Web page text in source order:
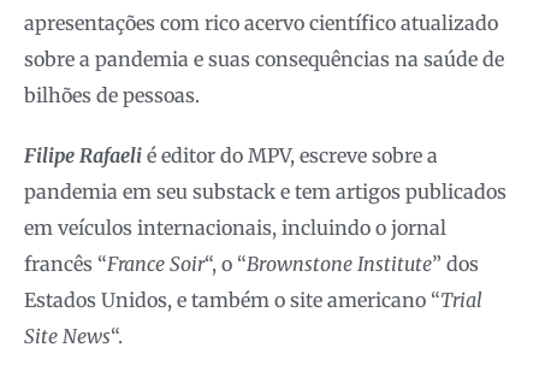
apresentações com rico acervo científico atualizado
sobre a pandemia e suas consequências na saúde de
bilhões de pessoas.
Filipe Rafaeli é editor do MPV, escreve sobre a
pandemia em seu substack e tem artigos publicados
em veículos internacionais, incluindo o jornal
francês “France Soir“, o “Brownstone Institute” dos
Estados Unidos, e também o site americano “Trial
Site News“.